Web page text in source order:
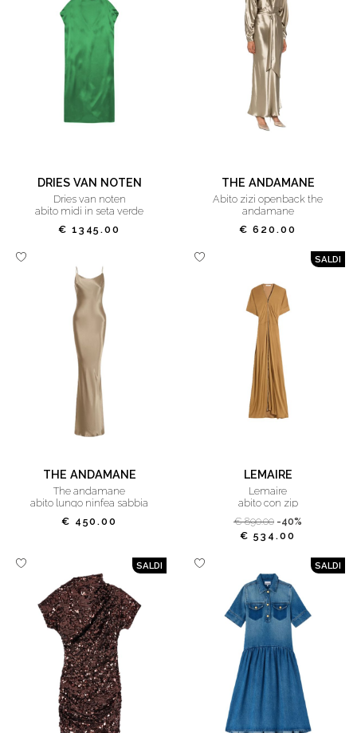
DRIES VAN NOTEN
dries van noten
abito midi in seta verde
€ 1345.00
THE ANDAMANE
abito zizi openback the
andamane
€ 620.00
THE ANDAMANE
the andamane
abito lungo ninfea sabbia
€ 450.00
SALDI
LEMAIRE
lemaire
abito con zip
€ 890.00 -40%
€ 534.00
SALDI SALDI